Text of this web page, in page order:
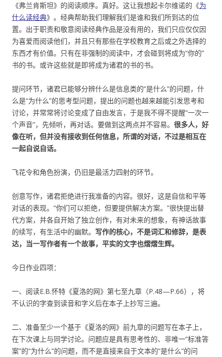
《弗兰肯斯坦》的阅读顺序。真好。这让我想起卡尔维诺的《为
什么读经典》。经典帮助我们理解我们是谁和我们所到达的位
置。出于职责和敬意阅读经典作品是没有用的，我们只应仅仅因
为喜爱而阅读他们，并且只有那些在学校教育之后或之外选择的
东西才有价值。只有在非强制的阅读中，才会碰到将成为“你的”
书的书。或许这些就是即将成为诸君的书的书。
提问环节，诸君已能够分辨什么是信息类的“是什么”的问题，什
么是“为什么”的思考型问题，提出的问题也越来越能引发思考和
讨论，并常常将讨论变成了自由发言，于是我不得不提醒“一次一
个声音”，先倾听，再对话。要做到这两点并不容易。 很多人，好
像在听，但并没有接收到任何信息，所谓的对话，不过是相互在
一起自说自话。
飞花令和角色扮演，仍旧是最活力四射的环节。
创意写作，诸君拒绝进行我准备的内容。很好，这是自信和平等
对话的表现。“你们可以拒绝，但要提供解决方案。”很快提出替
代方案，并各自开始了独立创作，有对未来的想象，有神话故事
的续写，有生活中的幽默。 写作的核心，不是词汇和修辞，是表
达，当一写作者有一个故事，平实的文字也熠熠生辉。
今日作业四项：
一、阅读E.B.怀特《夏洛的网》第七至九章（P.48—P.66），将
不认识的字查到读音和字义后在本子上抄写三遍。
二、准备至少一个基于《夏洛的网》前九章的问题写在本子上，
在下次课上与同学讨论。问题应是具有思考性的、非唯一“标准答
案”的“为什么”的问题，而不是直接来自于文本的“是什么”的问